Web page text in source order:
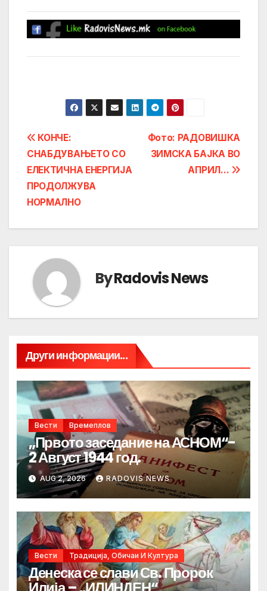
Post
navigation
Фото: РАДОВИШКА
ЗИМСКА БАЈКА ВО
АПРИЛ…
КОНЧЕ:
СНАБДУВАЊЕТО СО
ЕЛЕКТИЧНА ЕНЕРГИЈА
ПРОДОЛЖУВА
НОРМАЛНО
ByRadovis News
Други информации...
Вести Времеплов
„Првото заседание на АСНОМ“-
2 Август 1944 год.
AUG 2, 2026 RADOVIS NEWS
Вести Традиција, Обичаи И Култура
Денеска се слави Св. Пророк